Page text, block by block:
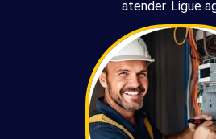
atender. Ligue